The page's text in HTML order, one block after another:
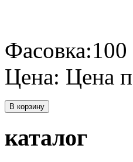
Цена: Цена
В корзину
каталог